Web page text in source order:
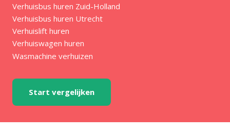
Verhuisbus huren Zuid-Holland
Verhuisbus huren Utrecht
Verhuislift huren
Verhuiswagen huren
Wasmachine verhuizen
Start vergelijken